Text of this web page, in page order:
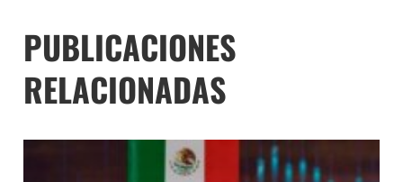
PUBLICACIONES
RELACIONADAS